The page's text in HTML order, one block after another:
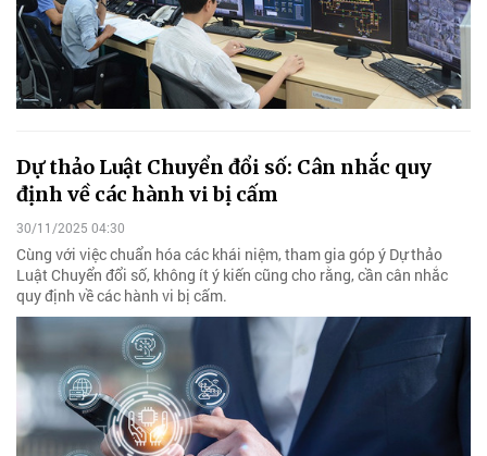
Dự thảo Luật Chuyển đổi số: Cân nhắc quy
định về các hành vi bị cấm
30/11/2025 04:30
Cùng với việc chuẩn hóa các khái niệm, tham gia góp ý Dự thảo
Luật Chuyển đổi số, không ít ý kiến cũng cho rằng, cần cân nhắc
quy định về các hành vi bị cấm.